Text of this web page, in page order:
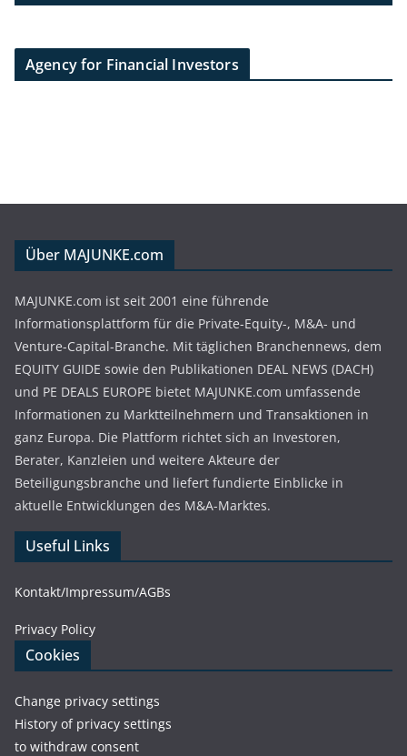
Agency for Financial Investors
Über MAJUNKE.com
MAJUNKE.com ist seit 2001 eine führende
Informationsplattform für die Private-Equity-, M&A- und
Venture-Capital-Branche. Mit täglichen Branchennews, dem
EQUITY GUIDE sowie den Publikationen DEAL NEWS (DACH)
und PE DEALS EUROPE bietet MAJUNKE.com umfassende
Informationen zu Marktteilnehmern und Transaktionen in
ganz Europa. Die Plattform richtet sich an Investoren,
Berater, Kanzleien und weitere Akteure der
Beteiligungsbranche und liefert fundierte Einblicke in
aktuelle Entwicklungen des M&A-Marktes.
Useful Links
Kontakt/Impressum/AGBs
Privacy Policy
Cookies
Change privacy settings
History of privacy settings
to withdraw consent